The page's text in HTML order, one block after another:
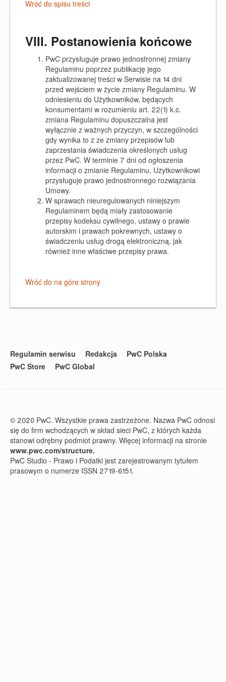
Wróć do spisu treści
VIII. Postanowienia końcowe
PwC przysługuje prawo jednostronnej zmiany
Regulaminu poprzez publikację jego
zaktualizowanej treści w Serwisie na 14 dni
przed wejściem w życie zmiany Regulaminu. W
odniesieniu do Użytkowników, będących
konsumentami w rozumieniu art. 22(1) k.c.
zmiana Regulaminu dopuszczalna jest
wyłącznie z ważnych przyczyn, w szczególności
gdy wynika to z ze zmiany przepisów lub
zaprzestania świadczenia określonych usług
przez PwC. W terminie 7 dni od ogłoszenia
informacji o zmianie Regulaminu, Użytkownikowi
przysługuje prawo jednostronnego rozwiązania
Umowy.
W sprawach nieuregulowanych niniejszym
Regulaminem będą miały zastosowanie
przepisy kodeksu cywilnego, ustawy o prawie
autorskim i prawach pokrewnych, ustawy o
świadczeniu usług drogą elektroniczną, jak
również inne właściwe przepisy prawa.
Wróć do na góre strony
Regulamin serwisu Redakcja
PwC Polska
PwC Store
PwC Global
© 2020 PwC. Wszystkie prawa zastrzeżone. Nazwa PwC odnosi
się do firm wchodzących w skład sieci PwC, z których każda
stanowi odrębny podmiot prawny. Więcej informacji na stronie
www.pwc.com/structure.
PwC Studio - Prawo i Podatki jest zarejestrowanym tytułem
prasowym o numerze ISSN 2719-6151.